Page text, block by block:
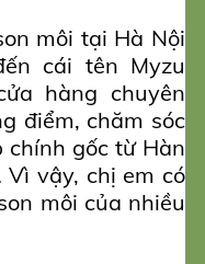
môi tại Hà Nội
cái tên Myzu
hàng chuyên
điểm, chăm sóc
chính gốc từ Hàn
Vì vậy, chị em có
môi của nhiều